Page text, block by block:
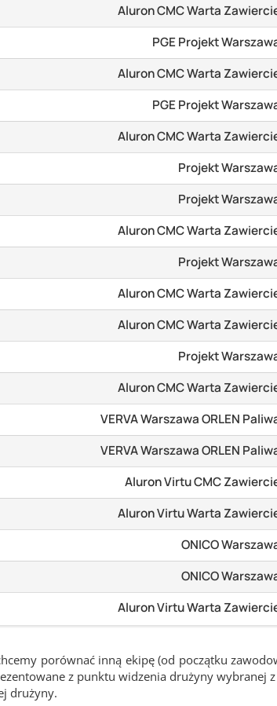
Aluron CMC Warta
PGE Projekt
Aluron CMC Warta
PGE Projekt
Aluron CMC Warta
Projekt
Projekt
Aluron CMC Warta
Projekt
Aluron CMC Warta
Aluron CMC Warta
Projekt
Aluron CMC Warta
VERVA Warszawa ORLEN
VERVA Warszawa ORLEN
Aluron Virtu CMC
Aluron Virtu Warta
ONICO
ONICO
Aluron Virtu Warta
porównać inną ekipę (od początku
z punktu widzenia drużyny wybranej
drużyny.